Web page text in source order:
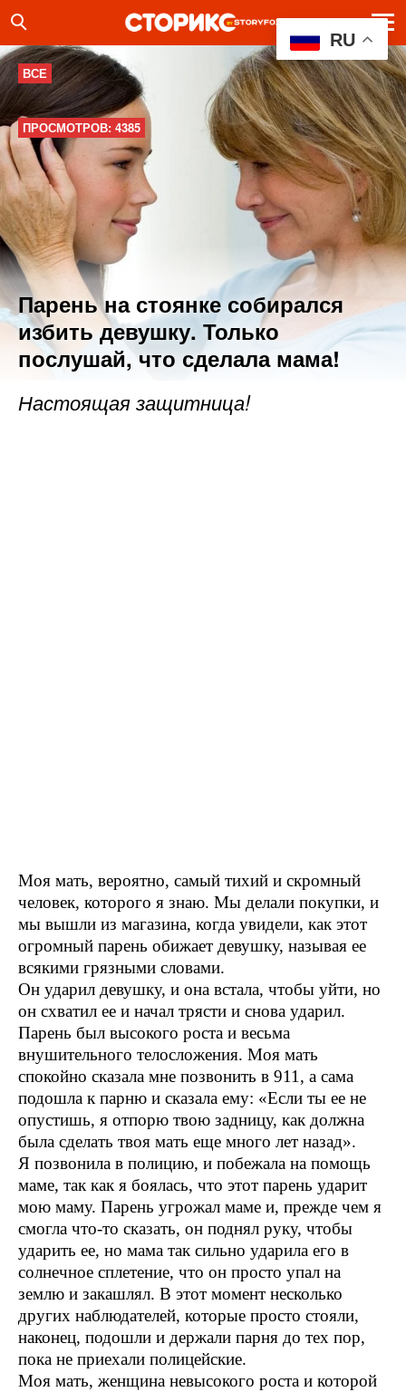
ВСЕ
ПРОСМОТРОВ: 4385
Парень на стоянке собирался
избить девушку. Только
послушай, что сделала мама!
Настоящая защитница!
Моя мать, вероятно, самый тихий и скромный
человек, которого я знаю. Мы делали покупки, и
мы вышли из магазина, когда увидели, как этот
огромный парень обижает девушку, называя ее
всякими грязными словами.
Он ударил девушку, и она встала, чтобы уйти, но
он схватил ее и начал трясти и снова ударил.
Парень был высокого роста и весьма
внушительного телосложения. Моя мать
спокойно сказала мне позвонить в 911, а сама
подошла к парню и сказала ему: «Если ты ее не
опустишь, я отпорю твою задницу, как должна
была сделать твоя мать еще много лет назад».
Я позвонила в полицию, и побежала на помощь
маме, так как я боялась, что этот парень ударит
мою маму. Парень угрожал маме и, прежде чем я
смогла что-то сказать, он поднял руку, чтобы
ударить ее, но мама так сильно ударила его в
солнечное сплетение, что он просто упал на
землю и закашлял. В этот момент несколько
других наблюдателей, которые просто стояли,
наконец, подошли и держали парня до тех пор,
пока не приехали полицейские.
Моя мать, женщина невысокого роста и которой
RU